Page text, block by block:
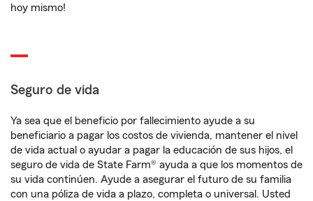
hoy mismo!
Seguro de vida
Ya sea que el beneficio por fallecimiento ayude a su
beneficiario a pagar los costos de vivienda, mantener el nivel
de vida actual o ayudar a pagar la educación de sus hijos, el
seguro de vida de State Farm® ayuda a que los momentos de
su vida continúen. Ayude a asegurar el futuro de su familia
con una póliza de vida a plazo, completa o universal. Usted